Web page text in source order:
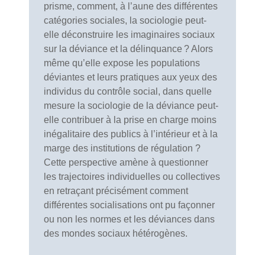
prisme, comment, à l’aune des différentes
catégories sociales, la sociologie peut-
elle déconstruire les imaginaires sociaux
sur la déviance et la délinquance ? Alors
même qu’elle expose les populations
déviantes et leurs pratiques aux yeux des
individus du contrôle social, dans quelle
mesure la sociologie de la déviance peut-
elle contribuer à la prise en charge moins
inégalitaire des publics à l’intérieur et à la
marge des institutions de régulation ?
Cette perspective amène à questionner
les trajectoires individuelles ou collectives
en retraçant précisément comment
différentes socialisations ont pu façonner
ou non les normes et les déviances dans
des mondes sociaux hétérogènes.